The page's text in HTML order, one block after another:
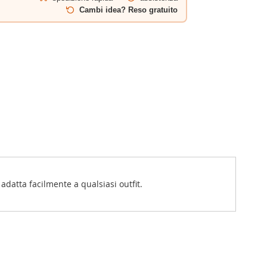
Cambi idea? Reso gratuito
facilmente a qualsiasi outfit.